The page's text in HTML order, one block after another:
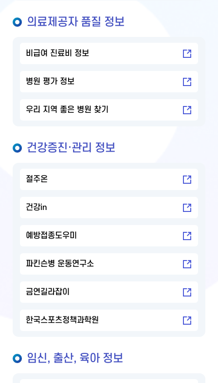
의료제공자 품질 정보
비급여 진료비 정보
병원 평가 정보
우리 지역 좋은 병원 찾기
건강증진·관리 정보
절주온
건강in
예방접종도우미
파킨슨병 운동연구소
금연길라잡이
한국스포츠정책과학원
임신, 출산, 육아 정보